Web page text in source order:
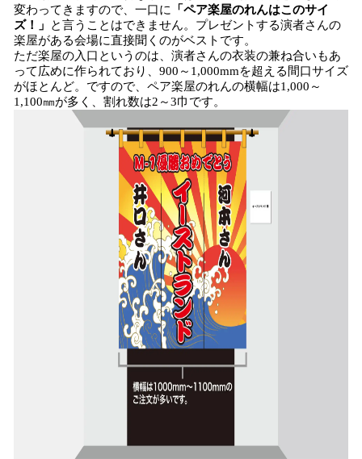
変わってきますので、一口に
「ペア楽屋のれんはこのサイ
ズ！」
と言うことはできません。プレゼントする演者さんの
楽屋がある会場に直接聞くのがベストです。
ただ楽屋の入口というのは、演者さんの衣装の兼ね合いもあ
って広めに作られており、900～1,000mmを超える間口サイズ
がほとんど。ですので、ペア楽屋のれんの横幅は1,000～
1,100㎜が多く、割れ数は2～3巾です。